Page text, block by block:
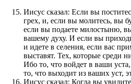
Иисус сказал: Если вы
грех, и, если вы молитесь, вы
если вы подаете милостыню,
вашему духу. И если вы
и идете в селения, если вас
выставят. Тех, которые среди
Ибо то, что войдет в ваши
то, что выходит из ваших уст,
Иисус сказал: Когда вы